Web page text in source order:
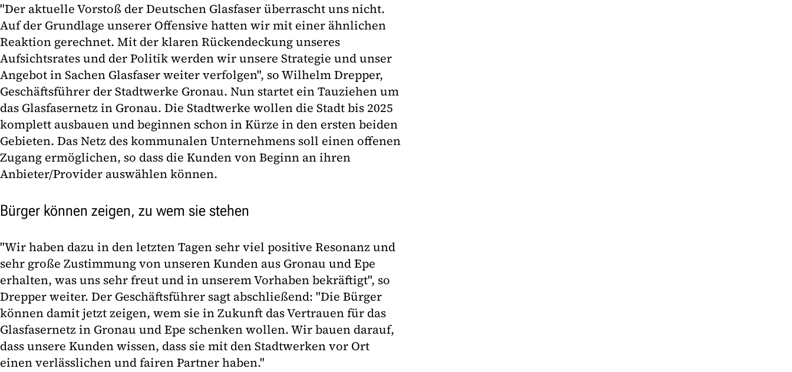
"Der aktuelle Vorstoß der Deutschen Glasfaser überrascht uns nicht.
Auf der Grundlage unserer Offensive hatten wir mit einer ähnlichen
Reaktion gerechnet. Mit der klaren Rückendeckung unseres
Aufsichtsrates und der Politik werden wir unsere Strategie und unser
Angebot in Sachen Glasfaser weiter verfolgen", so Wilhelm Drepper,
Geschäftsführer der Stadtwerke Gronau. Nun startet ein Tauziehen um
das Glasfasernetz in Gronau. Die Stadtwerke wollen die Stadt bis 2025
komplett ausbauen und beginnen schon in Kürze in den ersten beiden
Gebieten. Das Netz des kommunalen Unternehmens soll einen offenen
Zugang ermöglichen, so dass die Kunden von Beginn an ihren
Anbieter/Provider auswählen können.
Bürger können zeigen, zu wem sie stehen
"Wir haben dazu in den letzten Tagen sehr viel positive Resonanz und
sehr große Zustimmung von unseren Kunden aus Gronau und Epe
erhalten, was uns sehr freut und in unserem Vorhaben bekräftigt", so
Drepper weiter. Der Geschäftsführer sagt abschließend: "Die Bürger
können damit jetzt zeigen, wem sie in Zukunft das Vertrauen für das
Glasfasernetz in Gronau und Epe schenken wollen. Wir bauen darauf,
dass unsere Kunden wissen, dass sie mit den Stadtwerken vor Ort
einen verlässlichen und fairen Partner haben."